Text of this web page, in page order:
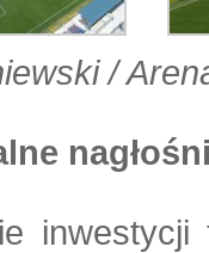
/
inwestycji